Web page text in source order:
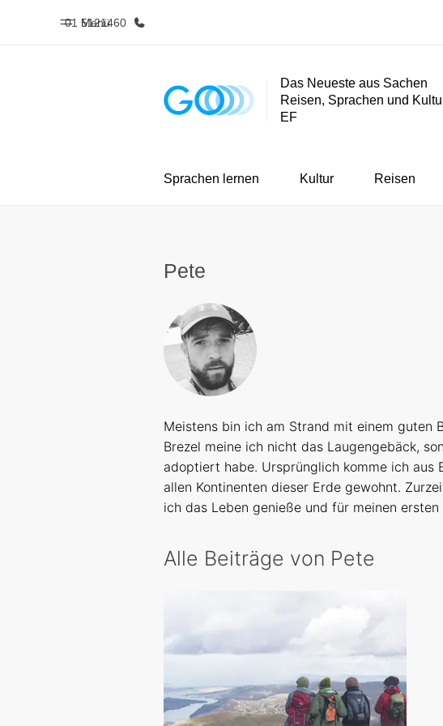
Menü
01 5121460
Home Programme
Alle Programme ansehen
Das Neueste aus Sachen
Reisen, Sprachen und
EF
Sprachen lernen Kultur Reisen
Pete
Meistens bin ich am Strand mit einem guten
Brezel meine ich nicht das Laugengebäck,
adoptiert habe. Ursprünglich komme ich aus
allen Kontinenten dieser Erde gewohnt.
ich das Leben genieße und für meinen ersten
Alle Beiträge von Pete